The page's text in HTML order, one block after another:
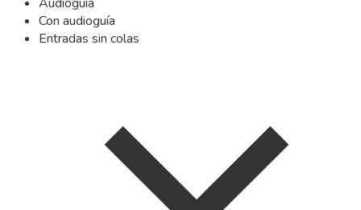
Con audioguía
Entradas sin colas